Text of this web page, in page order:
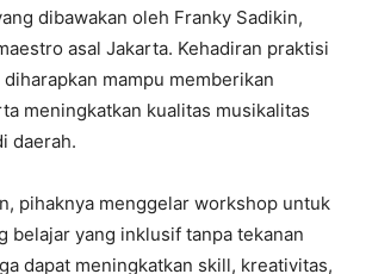
dibawakan oleh Franky Sadikin,
asal Jakarta. Kehadiran praktisi
mampu memberikan
meningkatkan kualitas musikalitas
daerah.
pihaknya menggelar workshop untuk
belajar yang inklusif tanpa tekanan
dapat meningkatkan skill, kreativitas,